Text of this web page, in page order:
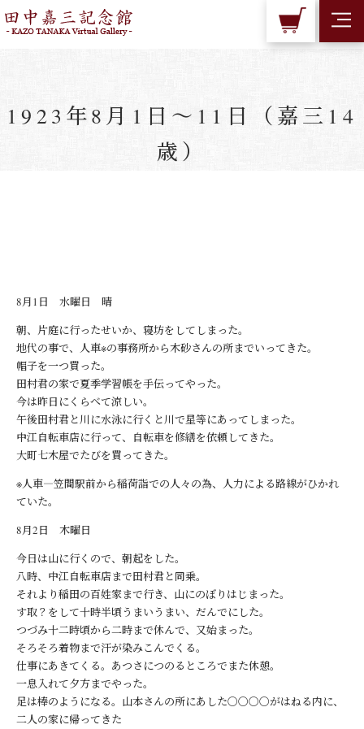
1923年8月1日～11日（嘉三14
歳）
8月1日 水曜日 晴
朝、片庭に行ったせいか、寝坊をしてしまった。
地代の事で、人車※の事務所から木砂さんの所までいってきた。
帽子を一つ買った。
田村君の家で夏季学習帳を手伝ってやった。
今は昨日にくらべて涼しい。
午後田村君と川に水泳に行くと川で星等にあってしまった。
中江自転車店に行って、自転車を修繕を依頼してきた。
大町七木屋でたびを買ってきた。
※人車―笠間駅前から稲荷詣での人々の為、人力による路線がひかれ
ていた。
8月2日 木曜日
今日は山に行くので、朝起をした。
八時、中江自転車店まで田村君と同乗。
それより稲田の百姓家まで行き、山にのぼりはじまった。
す取？をして十時半頃うまいうまい、だんでにした。
つづみ十二時頃から二時まで休んで、又始まった。
そろそろ着物まで汗が染みこんでくる。
仕事にあきてくる。あつさにつのるところでまた休憩。
一息入れて夕方までやった。
足は棒のようになる。山本さんの所にあした〇〇〇〇がはねる内に、
二人の家に帰ってきた